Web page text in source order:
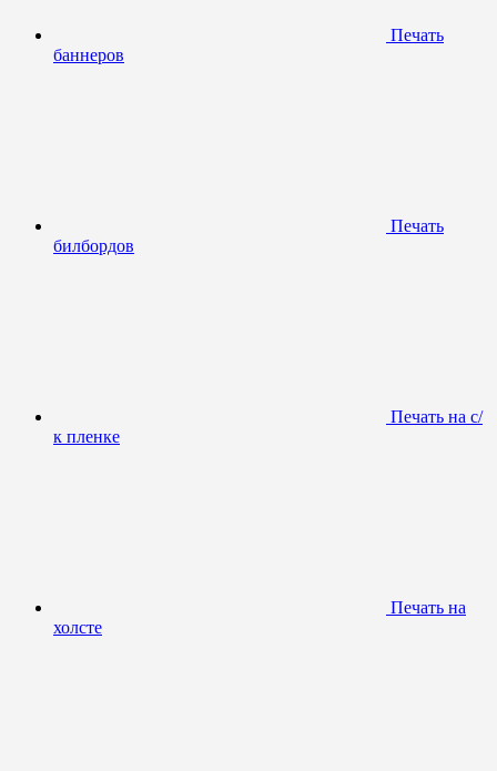
Печать
баннеров
Печать
билбордов
Печать на с/
к пленке
Печать на
холсте